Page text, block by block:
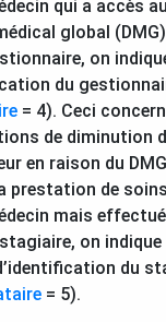
qui a accès
global
on
du
= 4). Ceci
de diminution
en raison du
prestation de
mais
on
du
= 5).